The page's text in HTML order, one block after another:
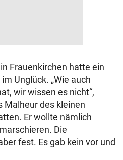
Frauenkirchen hatte ein
Unglück. „Wie auch
wir wissen es nicht“,
Malheur des kleinen
Er wollte nämlich
Die
fest. Es gab kein vor und